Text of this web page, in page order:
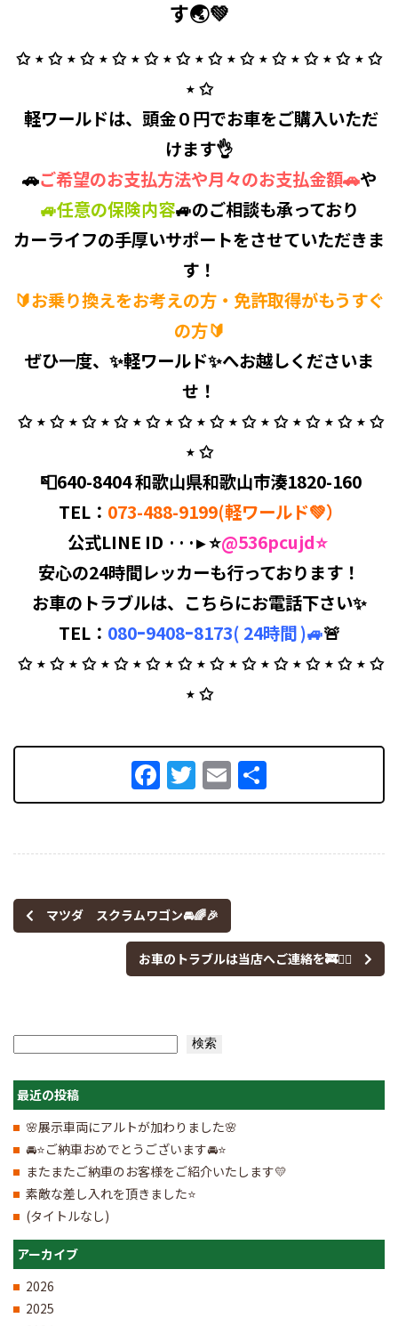
す🌏💚
✩ ⋆ ✩ ⋆ ✩ ⋆ ✩ ⋆ ✩ ⋆ ✩ ⋆ ✩ ⋆ ✩ ⋆ ✩ ⋆ ✩ ⋆ ✩ ⋆ ✩
⋆ ✩
⁡ 軽ワールドは、 頭金０円でお車をご購入いただ
けます👌
🚗ご希望のお支払方法や月々のお支払金額🚗や
🚙任意の保険内容🚙のご相談も承っており
カーライフの手厚いサポートをさせていただきま
す！
🔰お乗り換えをお考えの方・免許取得がもうすぐ
の方🔰
ぜひ一度、✨軽ワールド✨へお越しくださいま
せ！
⁡ ✩ ⋆ ✩ ⋆ ✩ ⋆ ✩ ⋆ ✩ ⋆ ✩ ⋆ ✩ ⋆ ✩ ⋆ ✩ ⋆ ✩ ⋆ ✩ ⋆ ✩
⋆ ✩
⁡ 📮640-8404 和歌山県和歌山市湊1820-160
⁡ TEL ： 073-488-9199(軽ワールド💚）
公式LINE ID ···▸ ⭐️@536pcujd⭐️
安心の24時間レッカーも行っております！
お車のトラブルは、こちらにお電話下さい✨
TEL： 080ｰ9408ｰ8173( 24時間 )🚙🚨
⁡ ✩ ⋆ ✩ ⋆ ✩ ⋆ ✩ ⋆ ✩ ⋆ ✩ ⋆ ✩ ⋆ ✩ ⋆ ✩ ⋆ ✩ ⋆ ✩ ⋆ ✩
⋆ ✩
Facebook
Twitter
Email
有
マツダ スクラムワゴン🚘🌈🎉
お車のトラブルは当店へご連絡を🚒🦸‍♂️
検索
最近の投稿
🌸展示車両にアルトが加わりました🌸
🚘⭐ご納車おめでとうございます🚘⭐
またまたご納車のお客様をご紹介いたします💛
素敵な差し入れを頂きました⭐
(タイトルなし)
アーカイブ
2026
2025